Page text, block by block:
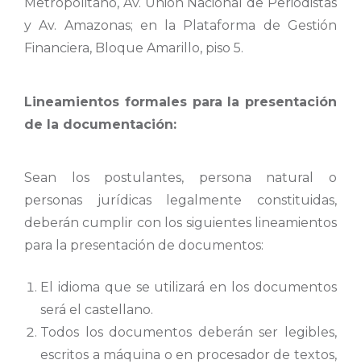
y Av. Amazonas; en la Plataforma de Gestión
Financiera, Bloque Amarillo, piso 5.
Lineamientos formales para la presentación
de la documentación:
Sean los postulantes, persona natural o
personas jurídicas legalmente constituidas,
deberán cumplir con los siguientes lineamientos
para la presentación de documentos:
El idioma que se utilizará en los documentos
será el castellano.
Todos los documentos deberán ser legibles,
escritos a máquina o en procesador de textos,